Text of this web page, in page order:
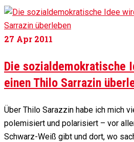
27 Apr 2011
Die sozialdemokratische
einen Thilo Sarrazin
Über Thilo Sarazzin habe ich mich
polemisiert und polarisiert – vor
Schwarz-Weiß gibt und dort, wo